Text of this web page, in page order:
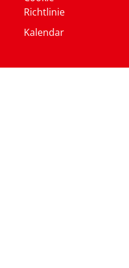
Richtlinie
Kalendar